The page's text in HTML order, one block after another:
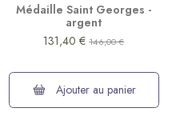
Médaille Saint Georges -
argent
131,40 €146,00 €
Ajouter au panier